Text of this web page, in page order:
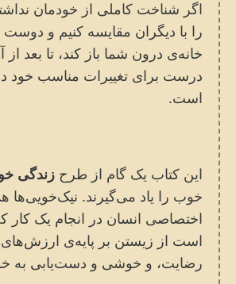
اگر شناخت کاملی از خودمان
را با دیگران مقایسه کنیم و دوست
خانه‌ی درون شما باز کند، تا بعد
درست برای تغییرات مناسب خود
است.
این کتاب یک گام از طرح زندگی
خوب را یاد می‌گیرند. نیک‌خویی‌ها
اختصاصی انسان‌ در انجام یک کار
است از زیستن بر پایه‌ی ارزش‌های
رضایت، و خوشی و دست‌یابی به